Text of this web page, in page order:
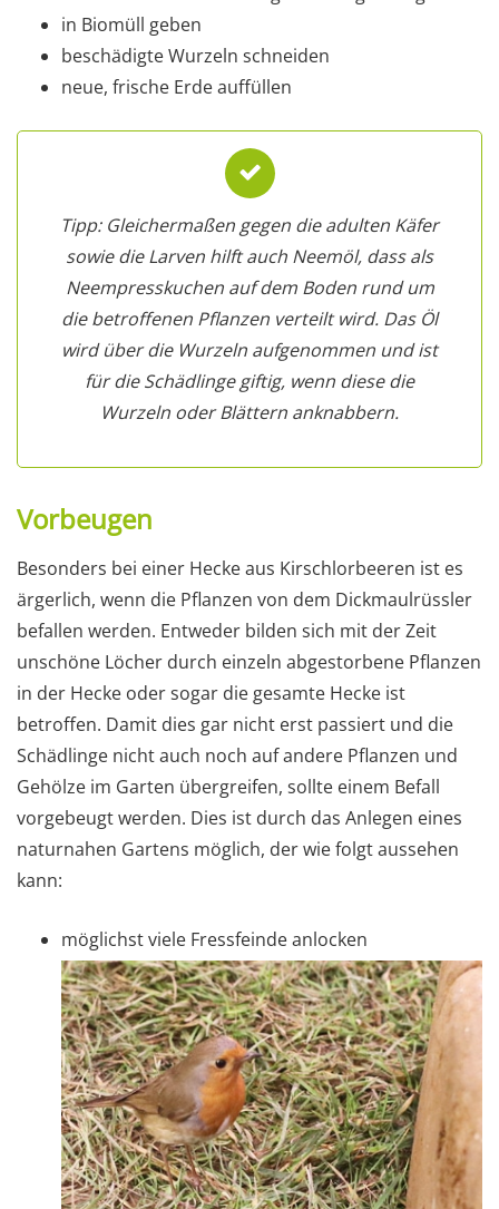
in Biomüll geben
beschädigte Wurzeln schneiden
neue, frische Erde auffüllen
Tipp: Gleichermaßen gegen die adulten Käfer
sowie die Larven hilft auch Neemöl, dass als
Neempresskuchen auf dem Boden rund um
die betroffenen Pflanzen verteilt wird. Das Öl
wird über die Wurzeln aufgenommen und ist
für die Schädlinge giftig, wenn diese die
Wurzeln oder Blättern anknabbern.
Vorbeugen
Besonders bei einer Hecke aus Kirschlorbeeren ist es
ärgerlich, wenn die Pflanzen von dem Dickmaulrüssler
befallen werden. Entweder bilden sich mit der Zeit
unschöne Löcher durch einzeln abgestorbene Pflanzen
in der Hecke oder sogar die gesamte Hecke ist
betroffen. Damit dies gar nicht erst passiert und die
Schädlinge nicht auch noch auf andere Pflanzen und
Gehölze im Garten übergreifen, sollte einem Befall
vorgebeugt werden. Dies ist durch das Anlegen eines
naturnahen Gartens möglich, der wie folgt aussehen
kann:
möglichst viele Fressfeinde anlocken